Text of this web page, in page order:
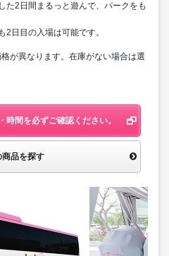
た2日間まるっと遊んで、パークをも
日目の入場は可能です。
が異なります。在庫がない場合は選
時間を必ずご確認ください。
商品を探す